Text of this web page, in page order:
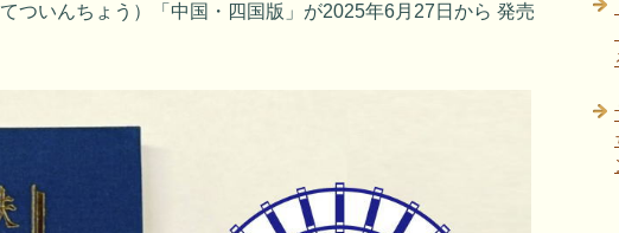
ついんちょう）「中国・四国版」が2025年6月27日から 発売